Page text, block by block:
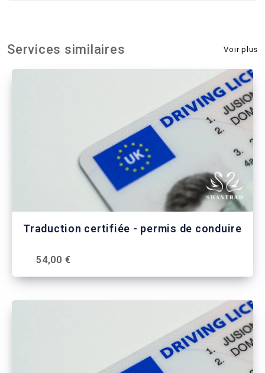
Services similaires Voir plus
Traduction certifiée - permis de conduire
54,00 €